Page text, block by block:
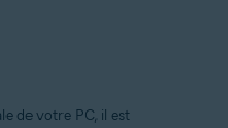
de votre PC, il est